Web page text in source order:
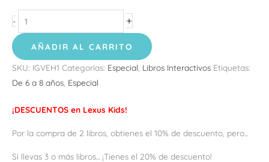
- +
AÑADIR AL CARRITO
SKU: IGVEH1 Categorías: Especial, Libros Interactivos Etiquetas:
De 6 a 8 años, Especial
¡DESCUENTOS en Lexus Kids!
Por la compra de 2 libros, obtienes el 10% de descuento, pero...
Si llevas 3 o más libros... ¡Tienes el 20% de descuento!